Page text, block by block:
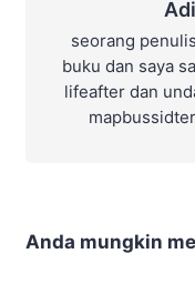
seorang
buku dan saya
lifeafter dan
Anda mungkin